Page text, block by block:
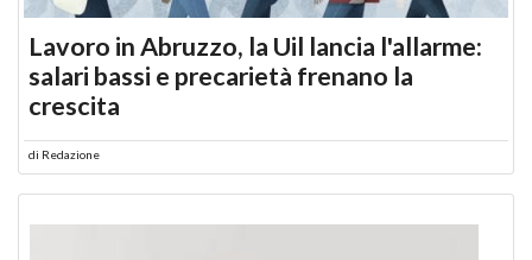
Lavoro in Abruzzo, la Uil lancia l'allarme:
salari bassi e precarietà frenano la
crescita
di Redazione